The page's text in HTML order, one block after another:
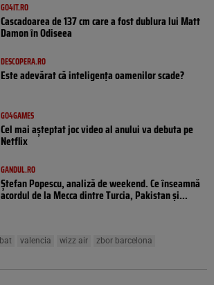
GO4IT.RO
Cascadoarea de 137 cm care a fost dublura lui Matt
Damon în Odiseea
DESCOPERA.RO
Este adevărat că inteligența oamenilor scade?
GO4GAMES
Cel mai așteptat joc video al anului va debuta pe
Netflix
GANDUL.RO
Ștefan Popescu, analiză de weekend. Ce înseamnă
acordul de la Mecca dintre Turcia, Pakistan şi...
valencia wizz air zbor barcelona